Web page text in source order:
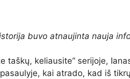
buvo atnaujinta nauja
taškų, keliausite“ serijoje,
kai atrado, kad iš